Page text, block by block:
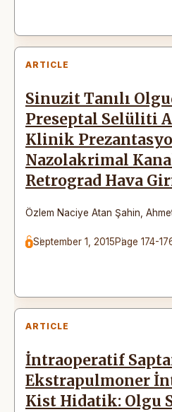
ARTICLE
Sinuzit Tanılı
Preseptal Selüliti
Klinik
Nazolakrimal
Retrograd Hava
Özlem Naciye Atan Şahin
September 1, 2015Page 174-
ARTICLE
İntraoperatif
Ekstrapulmoner
Kist Hidatik: Olgu